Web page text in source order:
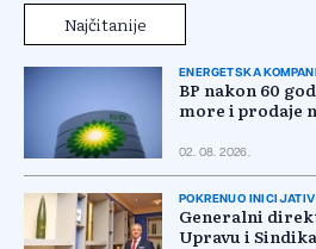
Najčitanije
ENERGETSKA
BP nakon 60
more i prodaje
02. 08. 2026.
POKRENUO
Generalni
Upravu i